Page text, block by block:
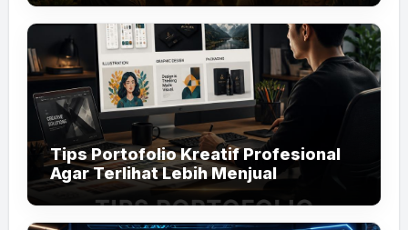
Tips Portofolio Kreatif Profesional
Agar Terlihat Lebih Menjual